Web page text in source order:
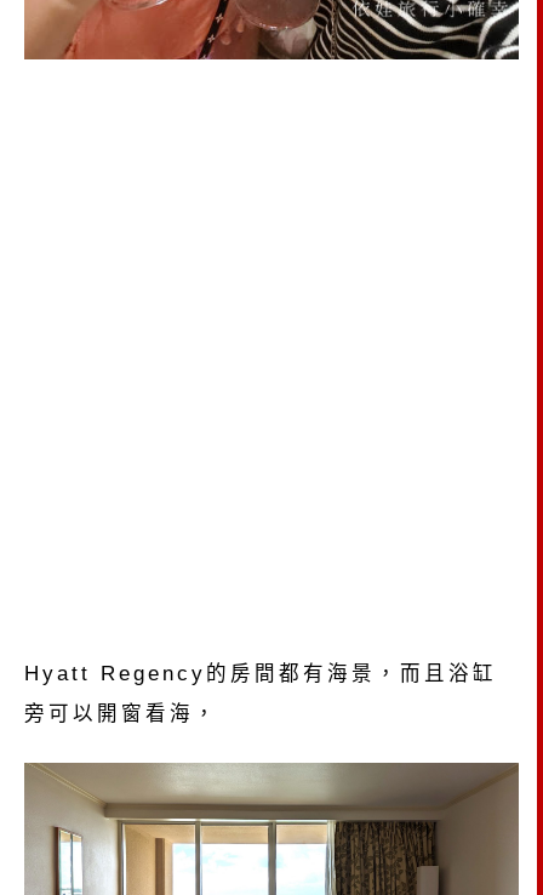
Hyatt Regency的房間都有海景，而且浴缸
旁可以開窗看海，